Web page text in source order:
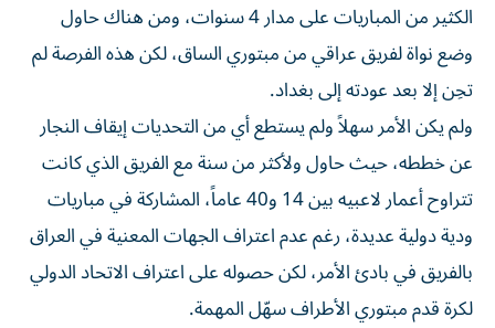
الكثير من المباريات على مدار 4 سنوات، ومن هناك حاول
وضع نواة لفريق عراقي من مبتوري الساق، لكن هذه الفرصة لم
تحِن إلا بعد عودته إلى بغداد.
ولم يكن الأمر سهلاً ولم يستطع أي من التحديات إيقاف النجار
عن خططه، حيث حاول ولأكثر من سنة مع الفريق الذي كانت
تتراوح أعمار لاعبيه بين 14 و40 عاماً، المشاركة في مباريات
ودية دولية عديدة، رغم عدم اعتراف الجهات المعنية في العراق
بالفريق في بادئ الأمر، لكن حصوله على اعتراف الاتحاد الدولي
لكرة قدم مبتوري الأطراف سهّل المهمة.